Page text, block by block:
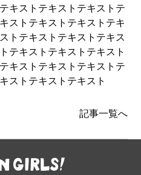
キストテキストテキストテ
ストテキストテキストテキ
トテキストテキストテキス
テキストテキストテキスト
キストテキストテキストテ
ストテキストテキスト
記事一覧へ